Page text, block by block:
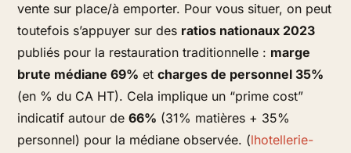
vente sur place/à emporter. Pour vous situer, on peut
toutefois s’appuyer sur des ratios nationaux 2023
publiés pour la restauration traditionnelle : marge
brute médiane 69% etcharges de personnel 35%
(en % du CA HT). Cela implique un “prime cost”
indicatif autour de66% (31% matières + 35%
personnel) pour la médiane observée. (lhotellerie-